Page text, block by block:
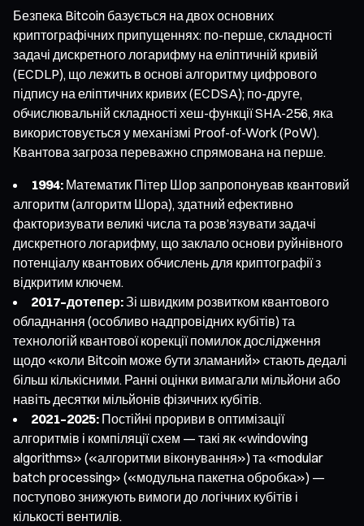
Безпека Bitcoin базується на двох основних
криптографічних припущеннях: по-перше, складності
задачі дискретного логарифму на еліптичній кривій
(ECDLP), що лежить в основі алгоритму цифрового
підпису на еліптичних кривих (ECDSA); по-друге,
обчислювальній складності хеш-функції SHA-256, яка
використовується у механізмі Proof-of-Work (PoW).
Квантова загроза переважно спрямована на перше.
1994: Математик Пітер Шор запропонував квантовий
алгоритм (алгоритм Шора), здатний ефективно
факторизувати великі числа та розв’язувати задачі
дискретного логарифму, що заклало основи руйнівного
потенціалу квантових обчислень для криптографії з
відкритим ключем.
2017–дотепер:Зі швидким розвитком квантового
обладнання (особливо надпровідних кубітів) та
технологій квантової корекції помилок дослідження
щодо «коли Bitcoin може бути зламаний» стають дедалі
більш кількісними. Ранні оцінки вимагали мільйони або
навіть десятки мільйонів фізичних кубітів.
2021–2025: Постійні прориви в оптимізації
алгоритмів і компіляції схем — такі як «windowing
algorithms» («алгоритми віконування») та «modular
batch processing» («модульна пакетна обробка») —
поступово знижують вимоги до логічних кубітів і
кількості вентилів.